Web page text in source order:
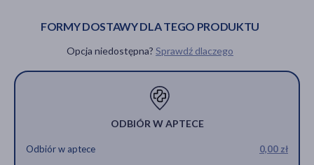
FORMY DOSTAWY DLA TEGO PRODUKTU
Opcja niedostępna? Sprawdź dlaczego
ODBIÓR W APTECE
Odbiór w aptece 0,00 zł